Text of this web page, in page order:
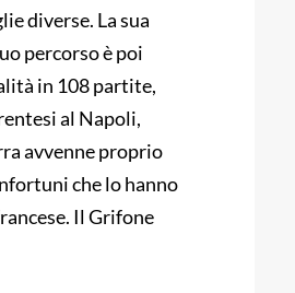
diverse. La sua
percorso è poi
in 108 partite,
al Napoli,
avvenne proprio
che lo hanno
Il Grifone